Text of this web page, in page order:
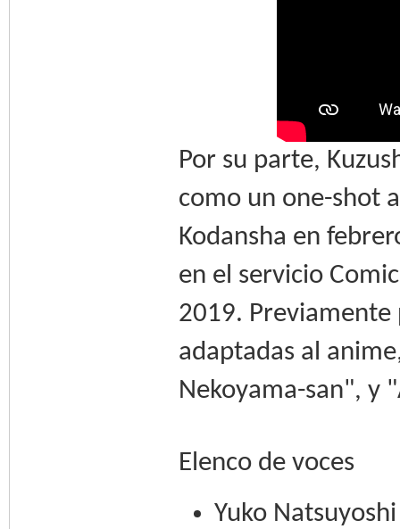
Por su parte,
como un one-shot
Kodansha en
en el servicio
2019.
adaptadas al
Nekoyama-san", y
Elenco de voces
Yuko